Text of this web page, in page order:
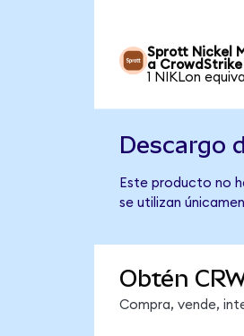
Sprott Nickel
a
1 NIKLon
Descargo
Este producto no
se utilizan
Obtén
Compra, vende,